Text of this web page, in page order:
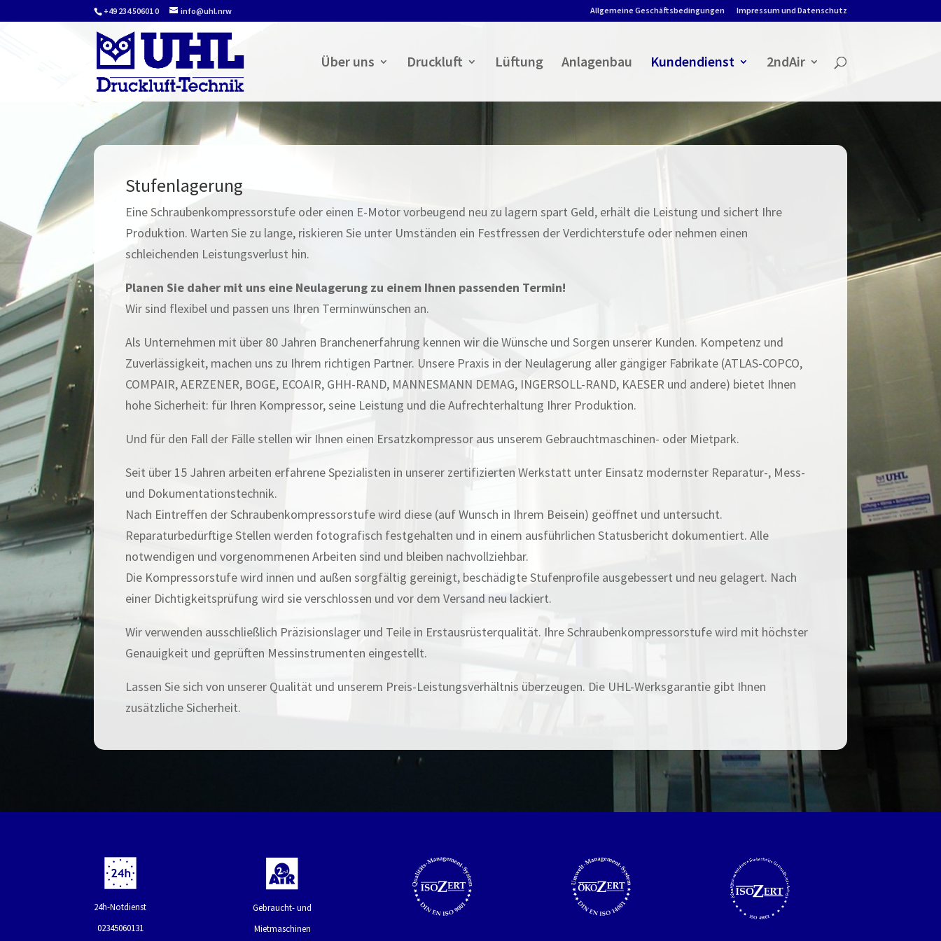
+49 234 50601 0 info@uhl.nrw Allgemeine Geschäftsbedingungen Impressum und Datenschutz
Über uns Druckluft Lüftung Anlagenbau Kundendienst 2ndAir
Stufenlagerung
Eine Schraubenkompressorstufe oder einen E-Motor vorbeugend neu zu lagern spart Geld, erhält die Leistung und sichert Ihre
Produktion. Warten Sie zu lange, riskieren Sie unter Umständen ein Festfressen der Verdichterstufe oder nehmen einen
schleichenden Leistungsverlust hin.
Planen Sie daher mit uns eine Neulagerung zu einem Ihnen passenden Termin!
Wir sind flexibel und passen uns Ihren Terminwünschen an.
Als Unternehmen mit über 80 Jahren Branchenerfahrung kennen wir die Wünsche und Sorgen unserer Kunden. Kompetenz und
Zuverlässigkeit, machen uns zu Ihrem richtigen Partner. Unsere Praxis in der Neulagerung aller gängiger Fabrikate (ATLAS-COPCO,
COMPAIR, AERZENER, BOGE, ECOAIR, GHH-RAND, MANNESMANN DEMAG, INGERSOLL-RAND, KAESER und andere) bietet Ihnen
hohe Sicherheit: für Ihren Kompressor, seine Leistung und die Aufrechterhaltung Ihrer Produktion.
Und für den Fall der Fälle stellen wir Ihnen einen Ersatzkompressor aus unserem Gebrauchtmaschinen- oder Mietpark.
Seit über 15 Jahren arbeiten erfahrene Spezialisten in unserer zertifizierten Werkstatt unter Einsatz modernster Reparatur-, Mess-
und Dokumentationstechnik.
Nach Eintreffen der Schraubenkompressorstufe wird diese (auf Wunsch in Ihrem Beisein) geöffnet und untersucht.
Reparaturbedürftige Stellen werden fotografisch festgehalten und in einem ausführlichen Statusbericht dokumentiert. Alle
notwendigen und vorgenommenen Arbeiten sind und bleiben nachvollziehbar.
Die Kompressorstufe wird innen und außen sorgfältig gereinigt, beschädigte Stufenprofile ausgebessert und neu gelagert. Nach
einer Dichtigkeitsprüfung wird sie verschlossen und vor dem Versand neu lackiert.
Wir verwenden ausschließlich Präzisionslager und Teile in Erstausrüsterqualität. Ihre Schraubenkompressorstufe wird mit höchster
Genauigkeit und geprüften Messinstrumenten eingestellt.
Lassen Sie sich von unserer Qualität und unserem Preis-Leistungsverhältnis überzeugen. Die UHL-Werksgarantie gibt Ihnen
zusätzliche Sicherheit.
24h-Notdienst
02345060131
Gebraucht- und
Mietmaschinen